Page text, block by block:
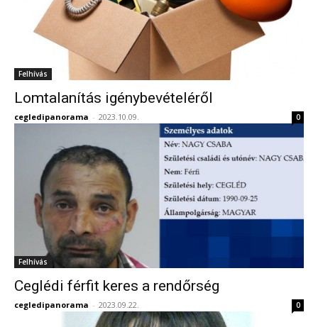
Felhívás
Lomtalanítás igénybevételéről
cegledipanorama - 2023.10.09. 0
Felhívás
Ceglédi férfit keres a rendőrség
cegledipanorama - 2023.09.22. 0